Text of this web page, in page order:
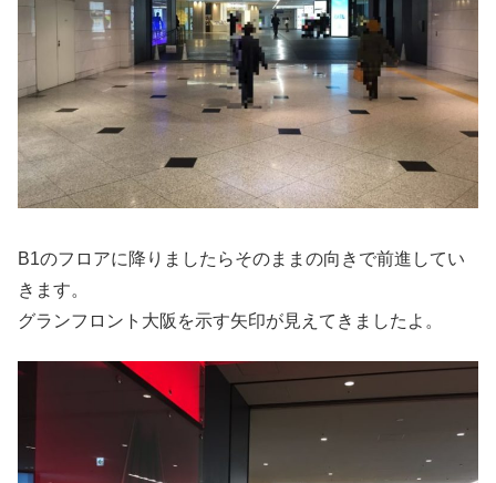
B1のフロアに降りましたらそのままの向きで前進してい
きます。
グランフロント大阪を示す矢印が見えてきましたよ。